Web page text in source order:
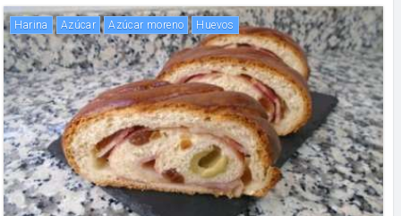
harina Azúcar Azúcar moreno huevos